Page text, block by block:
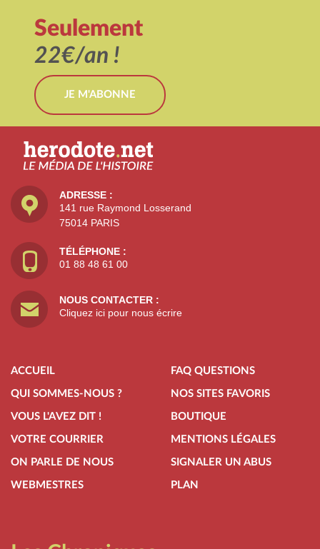
Seulement
22€/an !
JE M'ABONNE
ADRESSE :
141 rue Raymond Losserand
75014 PARIS
TÉLÉPHONE :
01 88 48 61 00
NOUS CONTACTER :
Cliquez ici pour nous écrire
ACCUEIL
QUI SOMMES-NOUS ?
VOUS L'AVEZ DIT !
VOTRE COURRIER
ON PARLE DE NOUS
WEBMESTRES
FAQ QUESTIONS
NOS SITES FAVORIS
BOUTIQUE
MENTIONS LÉGALES
SIGNALER UN ABUS
PLAN